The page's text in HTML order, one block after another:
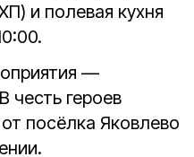
и полевая кухня
—
честь героев
посёлка Яковлево